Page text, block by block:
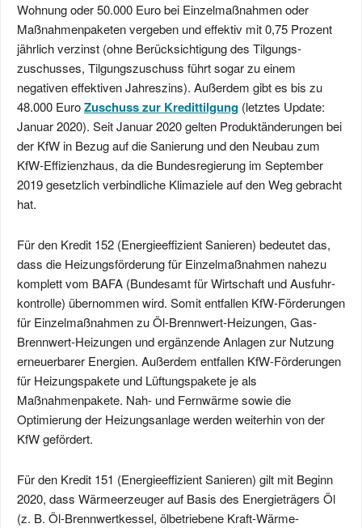
Wohnung oder50.000 Eurobei Einzel­maßnahmen oder
Maßnahmen­paketen vergeben und effektiv mit 0,75 Prozent
jährlich verzinst (ohne Berücksichtigung des Tilgungs­
zuschusses, Tilgungs­zuschuss führt sogar zu einem
negativen effektiven Jahreszins). Außerdem gibt es bis zu
48.000 EuroZuschuss zur Kredittilgung (letztes Update:
Januar 2020). Seit Januar 2020 gelten Produktänderungen bei
der KfW in Bezug auf die Sanierung und den Neubau zum
KfW-Effizienz­haus, da die Bundesregierung im September
2019 gesetzlich verbindliche Klimaziele auf den Weg gebracht
hat.
Für den Kredit 152 (Energieeffizient Sanieren) bedeutet das,
dass die Heizungsförderung für Einzelmaß­nahmen nahezu
komplett vom BAFA (Bundesamt für Wirtschaft und Ausfuhr­
kontrolle) übernommen wird. Somit entfallen KfW-Förderungen
für Einzelmaßnahmen zu Öl-Brennwert-Heizungen, Gas-
Brennwert-Heizungen und ergänzende Anlagen zur Nutzung
erneuerbarer Energien. Außerdem entfallen KfW-Förderungen
für Heizungspakete und Lüftungspakete je als
Maßnahmenpakete. Nah- und Fern­wärme sowie die
Optimierung der Heizungs­anlage werden weiterhin von der
KfW gefördert.
Für den Kredit 151 (Energieeffizient Sanieren) gilt mit Beginn
2020, dass Wärmeerzeuger auf Basis des Energie­trägers Öl
(z. B. Öl-Brennwert­kessel, ölbetriebene Kraft-Wärme-